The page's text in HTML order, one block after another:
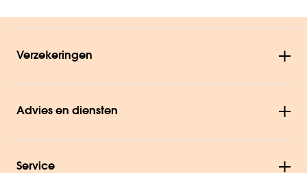
Verzekeringen
Advies en diensten
Service